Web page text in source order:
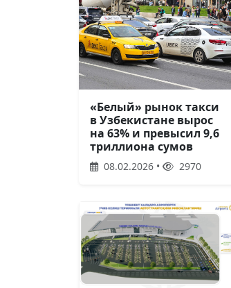
«Белый» рынок такси
в Узбекистане вырос
на 63% и превысил 9,6
триллиона сумов
08.02.2026 • 2970